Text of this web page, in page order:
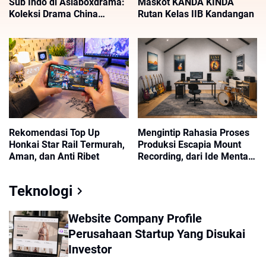
Sub Indo di Asiaboxdrama:
Koleksi Drama China
dan Historical
Maskot KANDA KINDA
Rutan Kelas IIB Kandangan
Rekomendasi Top Up
Honkai Star Rail Termurah,
Aman, dan Anti Ribet
Mengintip Rahasia Proses
Produksi Escapia Mount
Recording, dari Ide Mentah
Teknologi
Website Company Profile
Perusahaan Startup Yang Disukai
Investor